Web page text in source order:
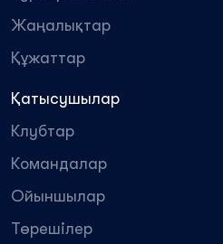
Жаңалықтар
Құжаттар
Қатысушылар
Клубтар
Командалар
Ойыншылар
Төрешілер